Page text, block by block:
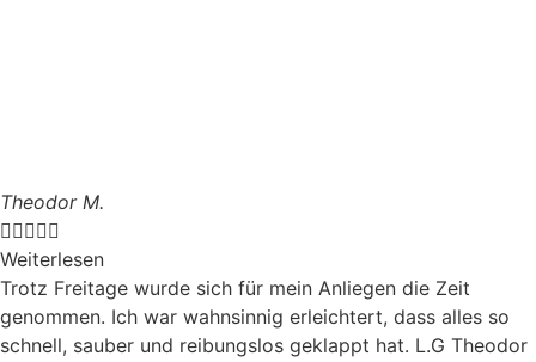
Theodor M.

Weiterlesen
Trotz Freitage wurde sich für mein Anliegen die Zeit
genommen. Ich war wahnsinnig erleichtert, dass alles so
schnell, sauber und reibungslos geklappt hat. L.G Theodor